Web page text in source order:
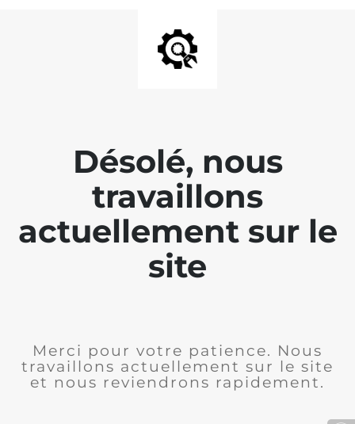
Désolé, nous
travaillons
actuellement sur le
site
Merci pour votre patience. Nous
travaillons actuellement sur le site
et nous reviendrons rapidement.